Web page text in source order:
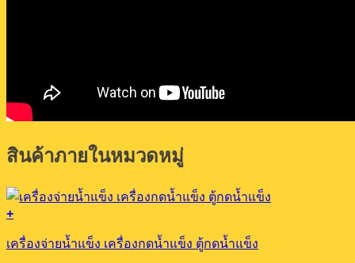
สินค้าภายในหมวดหมู่
+
เครื่องจ่ายน้ำแข็ง เครื่องกดน้ำแข็ง ตู้กดน้ำแข็ง